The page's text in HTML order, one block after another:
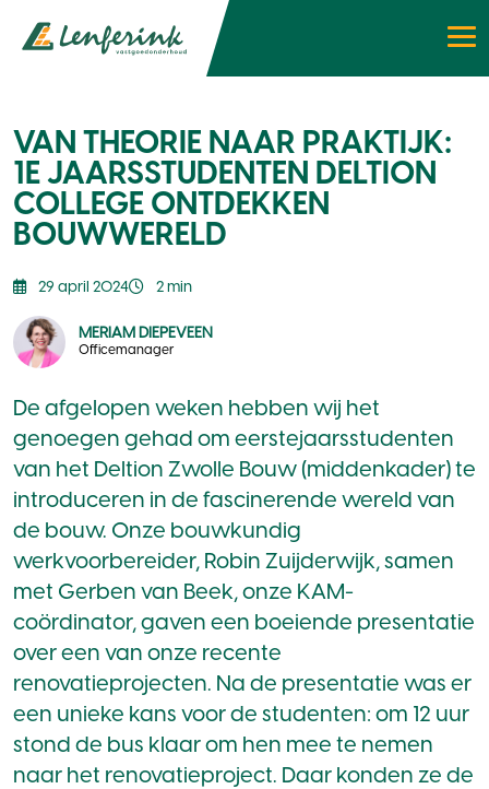
VAN THEORIE NAAR PRAKTIJK:
1E JAARSSTUDENTEN DELTION
COLLEGE ONTDEKKEN
BOUWWERELD
MERIAM DIEPEVEEN
Officemanager
29 april 2024 2 min
De afgelopen weken hebben wij het
genoegen gehad om eerstejaarsstudenten
van het Deltion Zwolle Bouw (middenkader) te
introduceren in de fascinerende wereld van
de bouw. Onze bouwkundig
werkvoorbereider, Robin Zuijderwijk, samen
met Gerben van Beek, onze KAM-
coördinator, gaven een boeiende presentatie
over een van onze recente
renovatieprojecten. Na de presentatie was er
een unieke kans voor de studenten: om 12 uur
stond de bus klaar om hen mee te nemen
naar het renovatieproject. Daar konden ze de